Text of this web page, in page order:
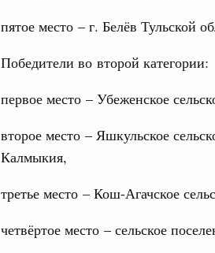
пятое место – г. Белёв Тульской
Победители во второй категории:
первое место – Убеженское
второе место – Яшкульское
Калмыкия,
третье место – Кош-Агачское
четвёртое место – сельское